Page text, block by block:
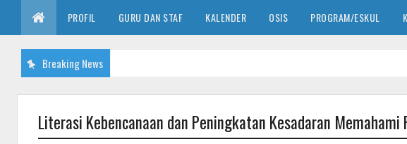
PROFIL GURU DAN STAF KALENDER OSIS PROGRAM/ESKUL
Breaking News
Literasi Kebencanaan dan Peningkatan Kesadaran Memahami